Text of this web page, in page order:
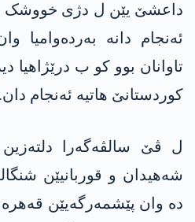
داعشێ یێن ل دژی خووشک و
ئەنجام دانە بەردەوامیا
تاوانان بوو کو ب
کوردستانێ ھاتیە ئەنجام دان.
ل ڤێ سالڤەگەرا دلتەزین
شەھیدان و قوربانیێن
دە وان پێشمەرگەیێن